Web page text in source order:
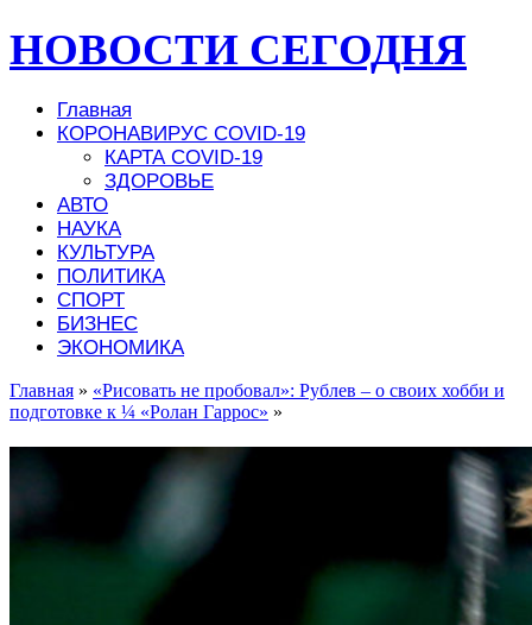
НОВОСТИ СЕГОДНЯ
Главная
КОРОНАВИРУС COVID-19
КАРТА COVID-19
ЗДОРОВЬЕ
АВТО
НАУКА
КУЛЬТУРА
ПОЛИТИКА
СПОРТ
БИЗНЕС
ЭКОНОМИКА
Главная » «Рисовать не пробовал»: Рублев – о своих хобби и
подготовке к ¼ «Ролан Гаррос» »